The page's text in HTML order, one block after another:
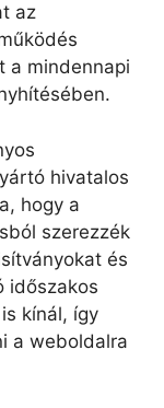
az
a mindennapi
hivatalos
hogy a
szerezzék
és
időszakos
kínál, így
a weboldalra